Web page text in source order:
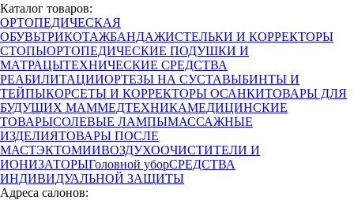
Каталог товаров:
ОРТОПЕДИЧЕСКАЯ
ОБУВЬТРИКОТАЖБАНДАЖИСТЕЛЬКИ И КОРРЕКТОРЫ
СТОПЫОРТОПЕДИЧЕСКИЕ ПОДУШКИ И
МАТРАЦЫТЕХНИЧЕСКИЕ СРЕДСТВА
РЕАБИЛИТАЦИИОРТЕЗЫ НА СУСТАВЫБИНТЫ И
ТЕЙПЫКОРСЕТЫ И КОРРЕКТОРЫ ОСАНКИТОВАРЫ ДЛЯ
БУДУЩИХ МАММЕДТЕХНИКАМЕДИЦИНСКИЕ
ТОВАРЫСОЛЕВЫЕ ЛАМПЫМАССАЖНЫЕ
ИЗДЕЛИЯТОВАРЫ ПОСЛЕ
МАСТЭКТОМИИВОЗДУХООЧИСТИТЕЛИ И
ИОНИЗАТОРЫГоловной уборСРЕДСТВА
ИНДИВИДУАЛЬНОЙ ЗАЩИТЫ
Адреса салонов: